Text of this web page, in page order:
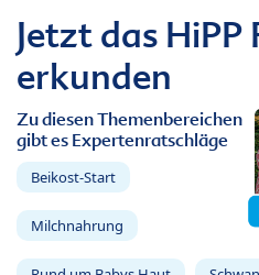
Jetzt das HiPP
erkunden
Zu diesen Themenbereichen
gibt es Expertenratschläge
Beikost-Start
Milchnahrung